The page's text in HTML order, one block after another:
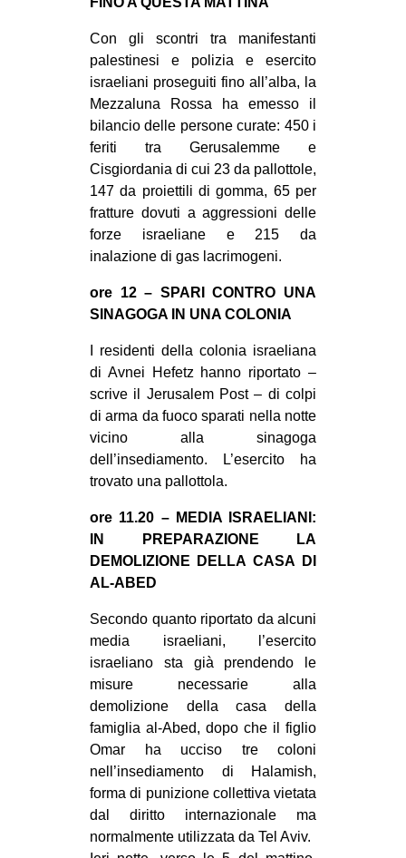
Con gli scontri tra manifestanti
palestinesi e polizia e esercito
israeliani proseguiti fino all’alba, la
Mezzaluna Rossa ha emesso il
bilancio delle persone curate: 450 i
feriti tra Gerusalemme e
Cisgiordania di cui 23 da pallottole,
147 da proiettili di gomma, 65 per
fratture dovuti a aggressioni delle
forze israeliane e 215 da
inalazione di gas lacrimogeni.
ore 12 – SPARI CONTRO UNA
SINAGOGA IN UNA COLONIA
I residenti della colonia israeliana
di Avnei Hefetz hanno riportato –
scrive il Jerusalem Post – di colpi
di arma da fuoco sparati nella notte
vicino alla sinagoga
dell’insediamento. L’esercito ha
trovato una pallottola.
ore 11.20 – MEDIA ISRAELIANI:
IN PREPARAZIONE LA
DEMOLIZIONE DELLA CASA DI
AL-ABED
Secondo quanto riportato da alcuni
media israeliani, l’esercito
israeliano sta già prendendo le
misure necessarie alla
demolizione della casa della
famiglia al-Abed, dopo che il figlio
Omar ha ucciso tre coloni
nell’insediamento di Halamish,
forma di punizione collettiva vietata
dal diritto internazionale ma
normalmente utilizzata da Tel Aviv.